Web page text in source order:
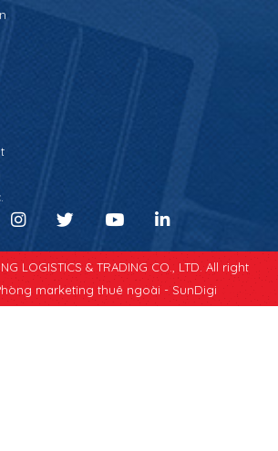
LOGISTICS & TRADING CO., LTD. All right
marketing thuê ngoài - SunDigi